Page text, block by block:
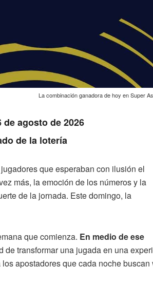
La combinación ganadora de hoy en Super
agosto de 2026
de la lotería
que esperaban con ilusión el
más, la emoción de los números y la
de la jornada. Este domingo, la
que comienza. En medio de ese
de transformar una jugada en una
apostadores que cada noche buscan